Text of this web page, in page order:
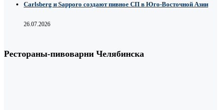
Carlsberg и Sapporo создают пивное СП в Юго-Восточной Азии
26.07.2026
Рестораны-пивоварни Челябинска